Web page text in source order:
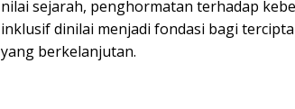
nilai sejarah, penghormatan terhadap
inklusif dinilai menjadi fondasi bagi
yang berkelanjutan.